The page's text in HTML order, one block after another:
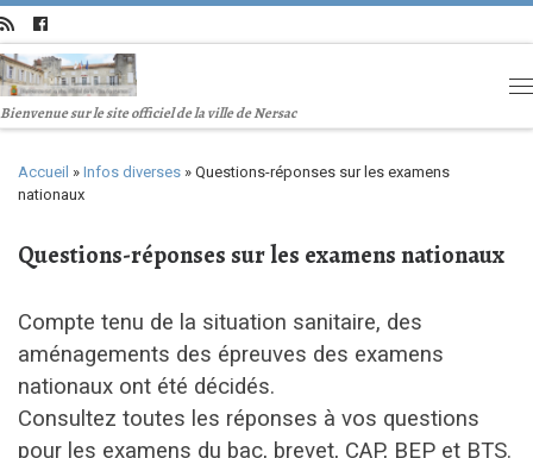
Bienvenue sur le site officiel de la ville de Nersac
Accueil » Infos diverses » Questions-réponses sur les examens
nationaux
Questions-réponses sur les examens nationaux
Compte tenu de la situation sanitaire, des
aménagements des épreuves des examens
nationaux ont été décidés.
Consultez toutes les réponses à vos questions
pour les examens du bac, brevet, CAP, BEP et BTS.